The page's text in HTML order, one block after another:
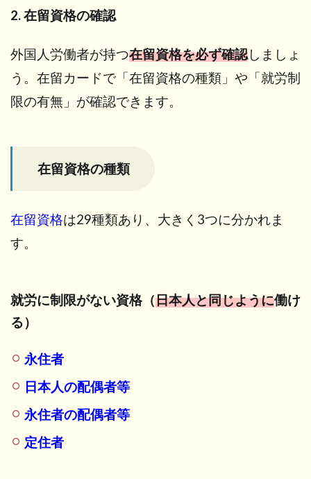
留
の
限が
ない
本人
る）
限が
資格
（特
定の
職務
にの
2. 在留資格の確認
外国人労働者が持つ在留資格を必ず確認しましょ
う。在留カードで「在留資格の種類」や「就労制
限の有無」が確認できます。
在留資格の種類
在留資格は29種類あり、大きく3つに分かれま
す。
就労に制限がない資格（日本人と同じように働け
る）
永住者
日本人の配偶者等
永住者の配偶者等
定住者